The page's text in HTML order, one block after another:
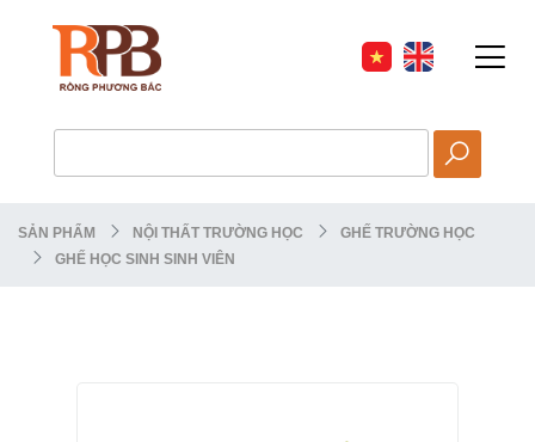
SẢN PHẨM NỘI THẤT TRƯỜNG HỌC
GHẾ TRƯỜNG HỌC
GHẾ HỌC SINH SINH VIÊN